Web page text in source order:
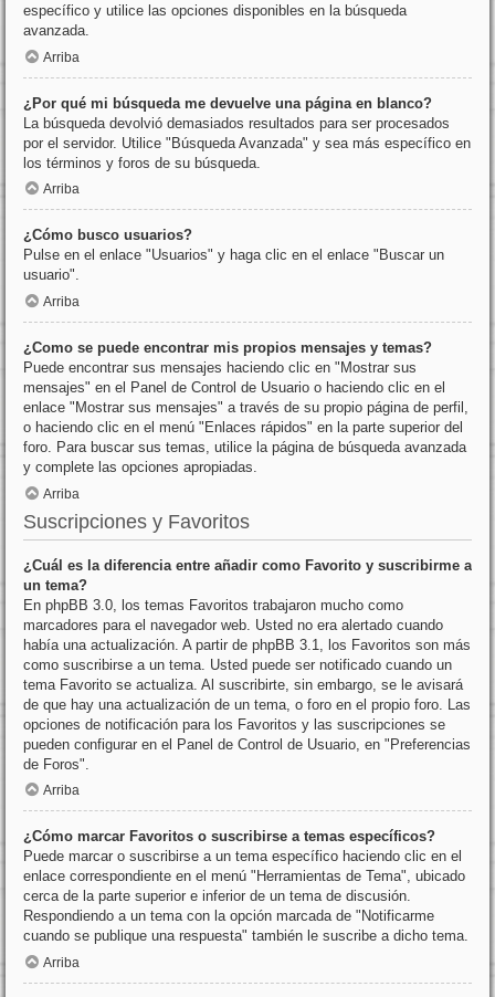
específico y utilice las opciones disponibles en la búsqueda
avanzada.
Arriba
¿Por qué mi búsqueda me devuelve una página en blanco?
La búsqueda devolvió demasiados resultados para ser procesados
por el servidor. Utilice "Búsqueda Avanzada" y sea más específico en
los términos y foros de su búsqueda.
Arriba
¿Cómo busco usuarios?
Pulse en el enlace "Usuarios" y haga clic en el enlace "Buscar un
usuario".
Arriba
¿Como se puede encontrar mis propios mensajes y temas?
Puede encontrar sus mensajes haciendo clic en "Mostrar sus
mensajes" en el Panel de Control de Usuario o haciendo clic en el
enlace "Mostrar sus mensajes" a través de su propio página de perfil,
o haciendo clic en el menú "Enlaces rápidos" en la parte superior del
foro. Para buscar sus temas, utilice la página de búsqueda avanzada
y complete las opciones apropiadas.
Arriba
Suscripciones y Favoritos
¿Cuál es la diferencia entre añadir como Favorito y suscribirme a
un tema?
En phpBB 3.0, los temas Favoritos trabajaron mucho como
marcadores para el navegador web. Usted no era alertado cuando
había una actualización. A partir de phpBB 3.1, los Favoritos son más
como suscribirse a un tema. Usted puede ser notificado cuando un
tema Favorito se actualiza. Al suscribirte, sin embargo, se le avisará
de que hay una actualización de un tema, o foro en el propio foro. Las
opciones de notificación para los Favoritos y las suscripciones se
pueden configurar en el Panel de Control de Usuario, en "Preferencias
de Foros".
Arriba
¿Cómo marcar Favoritos o suscribirse a temas específicos?
Puede marcar o suscribirse a un tema específico haciendo clic en el
enlace correspondiente en el menú "Herramientas de Tema", ubicado
cerca de la parte superior e inferior de un tema de discusión.
Respondiendo a un tema con la opción marcada de "Notificarme
cuando se publique una respuesta" también le suscribe a dicho tema.
Arriba